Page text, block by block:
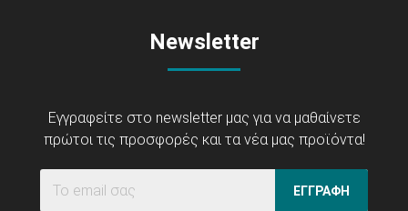
Newsletter
Εγγραφείτε στο newsletter μας για να μαθαίνετε
πρώτοι τις προσφορές και τα νέα μας προϊόντα!
ΕΓΓΡΑΦΗ